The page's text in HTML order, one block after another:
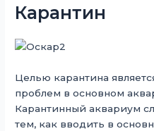
Карантин
Целью карантина
проблем в основном
Карантинный аквариум
тем, как вводить в